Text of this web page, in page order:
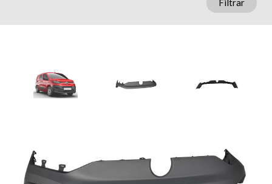
Filtrar